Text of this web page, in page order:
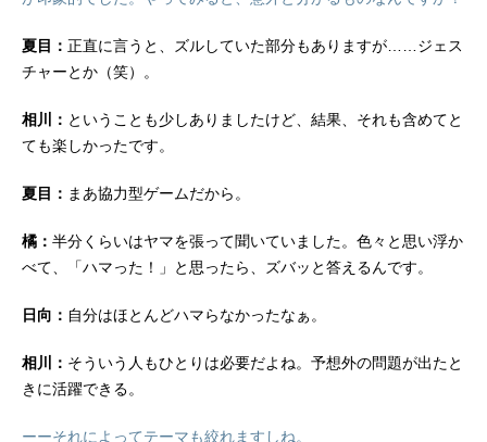
夏目： 正直に言うと、ズルしていた部分もありますが……ジェス
チャーとか（笑）。
相川： ということも少しありましたけど、結果、それも含めてと
ても楽しかったです。
夏目： まあ協力型ゲームだから。
橘： 半分くらいはヤマを張って聞いていました。色々と思い浮か
べて、「ハマった！」と思ったら、ズバッと答えるんです。
日向： 自分はほとんどハマらなかったなぁ。
相川： そういう人もひとりは必要だよね。予想外の問題が出たと
きに活躍できる。
ーーそれによってテーマも絞れますしね。